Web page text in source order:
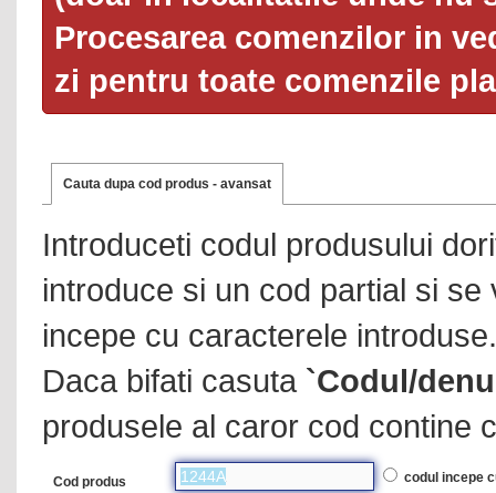
Procesarea comenzilor in
zi pentru toate comenzile
Cauta dupa cod produs - avansat
Introduceti codul produsului
introduce si un cod partial si
incepe cu caracterele introduse.
Daca bifati casuta `Codul/
produsele al caror cod contine
Cod produs codul incepe